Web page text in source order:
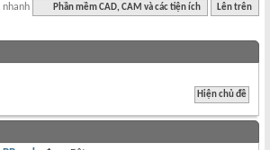
nhanh Phần mềm CAD, CAM và các tiện ích Lên trên